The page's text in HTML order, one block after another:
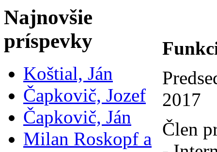
Najnovšie
príspevky
Koštial, Ján
Čapkovič, Jozef
Čapkovič, Ján
Milan Roskopf a
2017
Člen